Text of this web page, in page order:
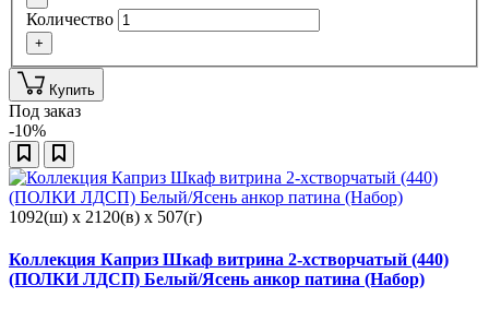
Количество
+
Купить
Под заказ
-10%
1092(ш) x 2120(в) x 507(г)
Коллекция Каприз Шкаф витрина 2-хстворчатый (440)
(ПОЛКИ ЛДСП) Белый/Ясень анкор патина (Набор)